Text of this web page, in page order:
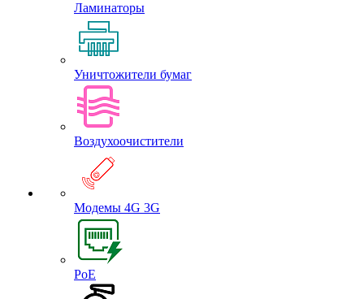
Ламинаторы
Уничтожители бумаг
Воздухоочистители
Модемы 4G 3G
PoE